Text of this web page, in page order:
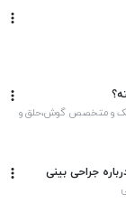
و متخصص گوش،حلق و
جراحی بینی